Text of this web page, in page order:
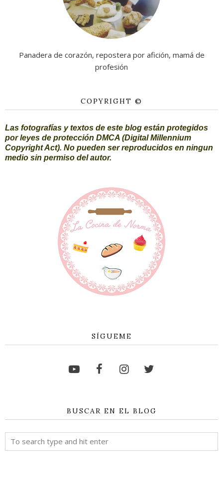
Panadera de corazón, repostera por afición, mamá de
profesión
COPYRIGHT ©
Las fotografías y textos de este blog están protegidos
por leyes de protección DMCA (Digital Millennium
Copyright Act). No pueden ser reproducidos en ningun
medio sin permiso del autor.
SÍGUEME
BUSCAR EN EL BLOG